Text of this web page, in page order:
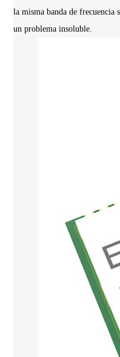
la misma banda de
un problema insoluble.